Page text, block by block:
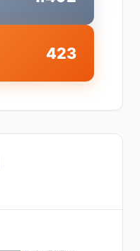
423